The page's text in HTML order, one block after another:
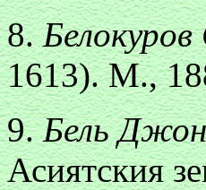
8.
1613). М.,
9.Бель
Асиятския